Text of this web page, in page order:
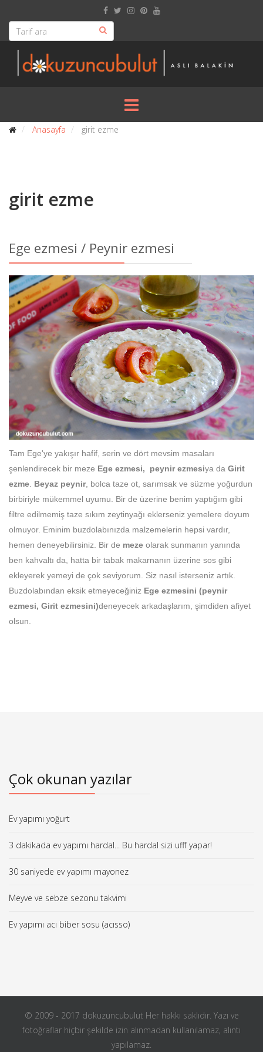
Anasayfa girit ezme
girit ezme
Ege ezmesi / Peynir ezmesi
Tam Ege'ye yakışır hafif, serin ve dört mevsim masaları
şenlendirecek bir meze Ege ezmesi, peynir ezmesiya da Girit
ezme Beyaz peynir, bolca taze ot, sarımsak ve süzme yoğurdun
birbiriyle mükemmel uyumu. Bir de üzerine benim yaptığım gibi
filtre edilmemiş taze sıkım zeytinyağı eklerseniz yemelere doyum
olmuyor. Eminim buzdolabınızda malzemelerin hepsi vardır,
hemen deneyebilirsiniz. Bir de meze olarak sunmanın yanında
ben kahvaltı da, hatta bir tabak makarnanın üzerine sos gibi
ekleyerek yemeyi de çok seviyorum. Siz nasıl isterseniz artık.
Buzdolabından eksik etmeyeceğiniz Ege ezmesini (peynir
ezmesi, Girit ezmesini)deneyecek arkadaşlarım, şimdiden afiyet
olsun.
Çok okunan yazılar
Ev yapımı yoğurt
3 dakikada ev yapımı hardal... Bu hardal sizi ufff yapar!
30 saniyede ev yapımı mayonez
Meyve ve sebze sezonu takvimi
Ev yapımı acı biber sosu (acısso)
© 2009 - 2017 dokuzuncubulut Her hakkı saklıdır. Yazı ve
fotoğraflar hiçbir şekilde izin alınmadan kullanılamaz, alıntı
yapılamaz.